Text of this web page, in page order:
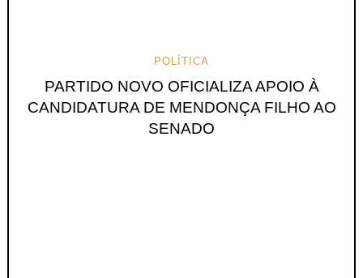
POLÍTICA
PARTIDO NOVO OFICIALIZA APOIO À
CANDIDATURA DE MENDONÇA FILHO AO
SENADO